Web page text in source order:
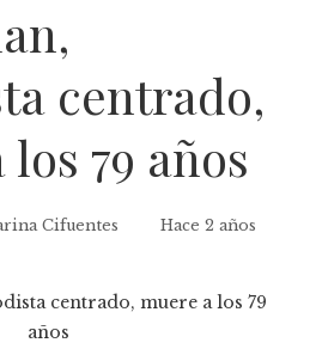
centrado,
79 años
Cifuentes Hace 2 años